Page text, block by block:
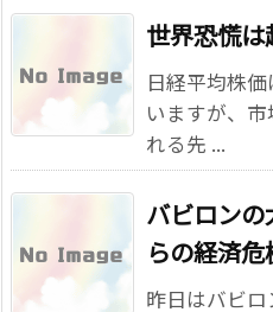
世界恐慌は
日経平均株
いますが、
れる先 ...
バビロン
らの経済危
昨日はバビ